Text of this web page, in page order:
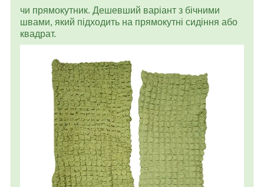
чи прямокутник. Дешевший варіант з бічними
швами, який підходить на прямокутні сидіння або
квадрат.